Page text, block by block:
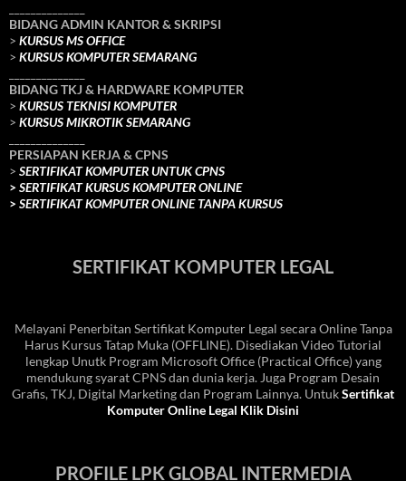
BIDANG ADMIN KANTOR & SKRIPSI
> KURSUS MS OFFICE
> KURSUS KOMPUTER SEMARANG
BIDANG TKJ & HARDWARE KOMPUTER
> KURSUS TEKNISI KOMPUTER
> KURSUS MIKROTIK SEMARANG
PERSIAPAN KERJA & CPNS
> SERTIFIKAT KOMPUTER UNTUK CPNS
> SERTIFIKAT KURSUS KOMPUTER ONLINE
> SERTIFIKAT KOMPUTER ONLINE TANPA KURSUS
SERTIFIKAT KOMPUTER LEGAL
Melayani Penerbitan Sertifikat Komputer Legal secara Online Tanpa
Harus Kursus Tatap Muka (OFFLINE). Disediakan Video Tutorial
lengkap Unutk Program Microsoft Office (Practical Office) yang
mendukung syarat CPNS dan dunia kerja. Juga Program Desain
Grafis, TKJ, Digital Marketing dan Program Lainnya. UntukSertifikat
Komputer Online Legal Klik Disini
PROFILE LPK GLOBAL INTERMEDIA